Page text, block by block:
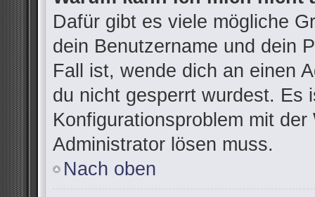
Dafür gibt es viele mögliche
dein Benutzername und dein
Fall ist, wende dich an einen
du nicht gesperrt wurdest. Es
Konfigurationsproblem mit
Administrator lösen muss.
Nach oben